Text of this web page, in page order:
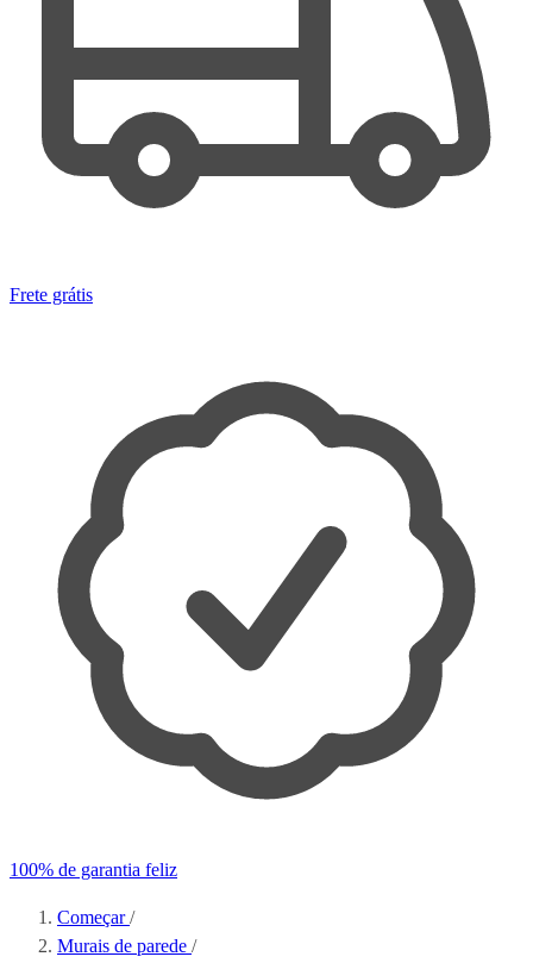
Frete grátis
100% de garantia feliz
Começar/
Murais de parede /